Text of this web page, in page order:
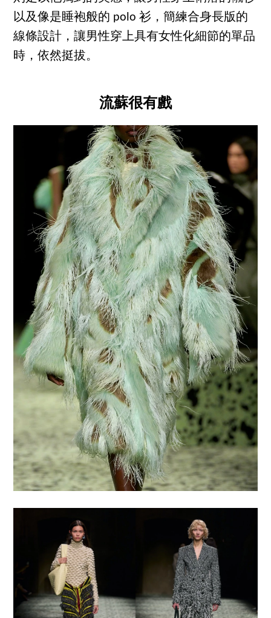
以及像是睡袍般的 polo 衫，簡練合身長版的
線條設計，讓男性穿上具有女性化細節的單品
時，依然挺拔。
流蘇很有戲